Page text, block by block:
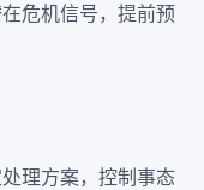
危机信号，提前预
理方案，控制事态